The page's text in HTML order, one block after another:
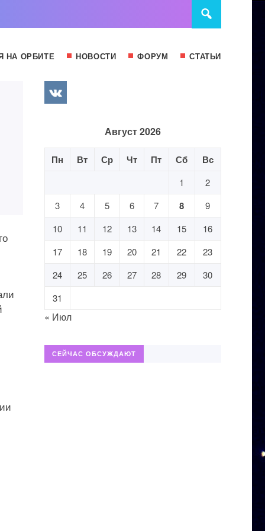
НА ОРБИТЕ НОВОСТИ ФОРУМ СТАТЬИ
Август 2026
Пн Вт Ср Чт Пт Сб Вс
1
2
3
4 5 6 7 8
9
10
11 12 13 14 15
16
17
18 19 20 21 22
23
24
25 26 27 28 29
30
31
« Июл
СЕЙЧАС ОБСУЖДАЮТ